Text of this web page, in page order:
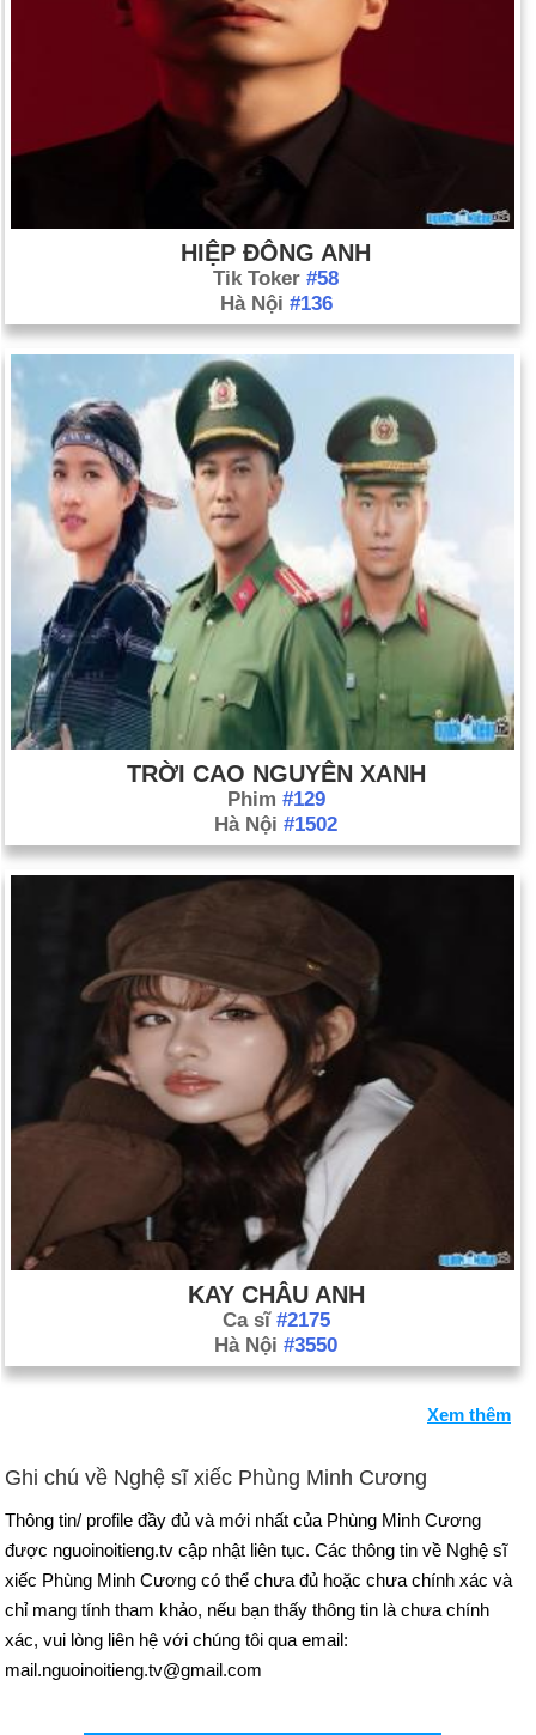
HIỆP ĐÔNG ANH
Tik Toker #58
Hà Nội #136
TRỜI CAO NGUYÊN XANH
Phim #129
Hà Nội #1502
KAY CHÂU ANH
Ca sĩ #2175
Hà Nội #3550
Xem thêm
Ghi chú về Nghệ sĩ xiếc Phùng Minh Cương
Thông tin/ profile đầy đủ và mới nhất của Phùng Minh Cương
được nguoinoitieng.tv cập nhật liên tục. Các thông tin về Nghệ sĩ
xiếc Phùng Minh Cương có thể chưa đủ hoặc chưa chính xác và
chỉ mang tính tham khảo, nếu bạn thấy thông tin là chưa chính
xác, vui lòng liên hệ với chúng tôi qua email:
mail.nguoinoitieng.tv@gmail.com